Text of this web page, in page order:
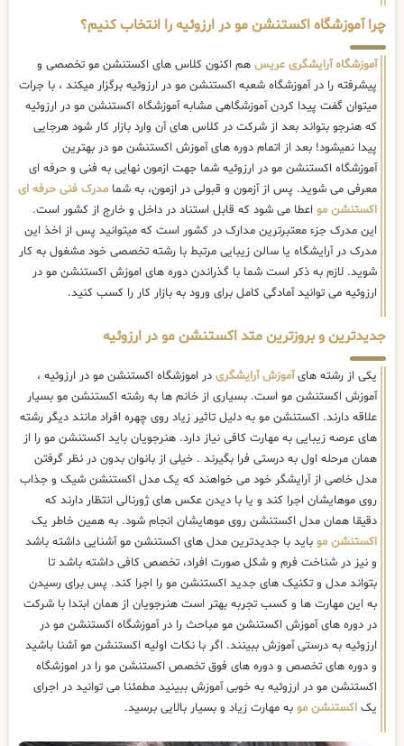
چرا آموزشگاه اکستنشن مو در ارزوئیه را انتخاب کنیم؟
آموزشگاه آرایشگری عریس هم اکنون کلاس های اکستنشن مو تخصصی و
پیشرفته را در آموزشگاه شعبه اکستنشن مو در ارزوئیه برگزار میکند ، با جرات
میتوان گفت پیدا کردن آموزشگاهی مشابه آموزشگاه اکستنشن مو در ارزوئیه
که هنرجو بتواند بعد از شرکت در کلاس های آن وارد بازار کار شود هرجایی
پیدا نمیشود! بعد از اتمام دوره های آموزش اکستنشن مو در بهترین
آموزشگاه اکستنشن مو در ارزوئیه شما جهت ازمون نهایی به فنی و حرفه ای
معرفی می شوید. پس از آزمون و قبولی در ازمون، به شما مدرک فنی حرفه ای
اکستنشن مو اعطا می شود که قابل استناد در داخل و خارج از کشور است.
این مدرک جزء معتبرترین مدارک در کشور است که میتوانید پس از اخذ این
مدرک در آرایشگاه یا سالن زیبایی مرتبط با رشته تخصصی خود مشغول به کار
شوید. لازم به ذکر است شما با گذراندن دوره های اموزش اکستنشن مو در
ارزوئیه می توانید آمادگی کامل برای ورود به بازار کار را کسب کنید.
جدیدترین و بروزترین متد اکستنشن مو در ارزوئیه
یکی از رشته هایآموزش آرایشگری در اموزشگاه اکستنشن مو در ارزوئیه ،
آموزش اکستنشن مو است. بسیاری از خانم ها به رشته اکستنشن مو بسیار
علاقه دارند. اکستنشن مو به دلیل تاثیر زیاد روی چهره افراد مانند دیگر رشته
های عرصه زیبایی به مهارت کافی نیاز دارد. هنرجویان باید اکستنشن مو را از
همان مرحله اول به درستی فرا بگیرند . خیلی از بانوان بدون در نظر گرفتن
مدل خاصی از آرایشگر خود می خواهند که یک مدل اکستنشن شیک و جذاب
روی موهایشان اجرا کند و یا با دیدن عکس های ژورنالی انتظار دارند که
دقیقا همان مدل اکستنشن روی موهایشان انجام شود. به همین خاطر یک
اکستنشن مو باید با جدیدترین مدل های اکستنشن مو آشنایی داشته باشد
و نیز در شناخت فرم و شکل صورت افراد، تخصص کافی داشته باشد تا
بتواند مدل و تکنیک های جدید اکستنشن مو را اجرا کند. پس برای رسیدن
به این مهارت ها و کسب تجربه بهتر است هنرجویان از همان ابتدا با شرکت
در دوره های آموزش اکستنشن مو مباحث را در آموزشگاه اکستنشن مو در
ارزوئیه به درستی آموزش ببینند. اگر با نکات اولیه اکستنشن مو آشنا باشید
و دوره های تخصص و دوره های فوق تخصص اکستنشن مو را در اموزشگاه
اکستنشن مو در ارزوئیه به خوبی آموزش ببینید مطمئنا می توانید در اجرای
یک اکستنشن مو به مهارت زیاد و بسیار بالایی برسید.